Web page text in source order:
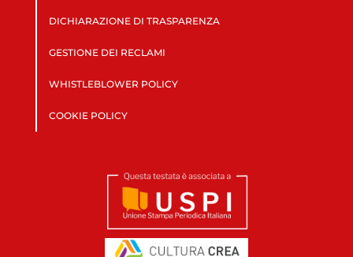
DICHIARAZIONE DI TRASPARENZA
GESTIONE DEI RECLAMI
WHISTLEBLOWER POLICY
COOKIE POLICY